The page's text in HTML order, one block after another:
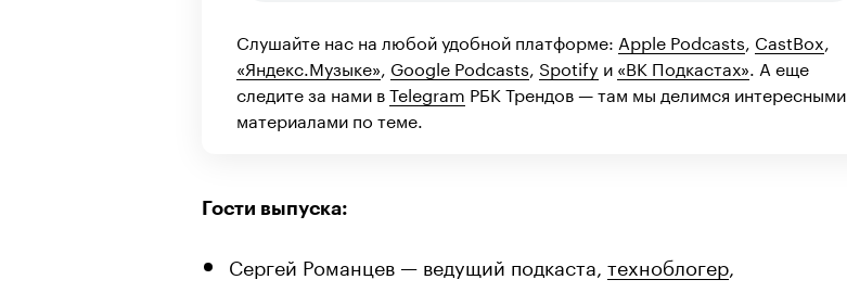
Слушайте нас на любой удобной платформе: Apple Podcasts CastBox
«Яндекс.Музыке» Google Podcasts Spotify и «ВК Подкастах» . А еще
следите за нами вTelegram РБК Трендов — там мы делимся интересными
материалами по теме.
Гости выпуска:
Сергей Романцев — ведущий подкаста, техноблогер